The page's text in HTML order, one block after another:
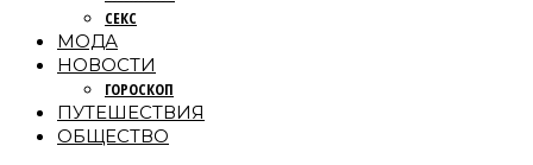
СЕКС
МОДА
НОВОСТИ
ГОРОСКОП
ПУТЕШЕСТВИЯ
ОБЩЕСТВО